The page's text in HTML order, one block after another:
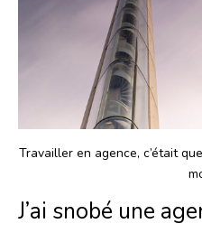
Travailler en agence, c’était
J’ai snobé une